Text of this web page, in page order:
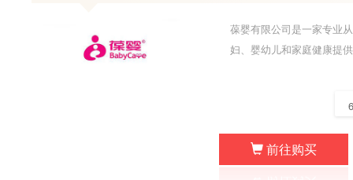
葆婴有限公司是一家专业
妇、婴幼儿和家庭健康提
前往购买